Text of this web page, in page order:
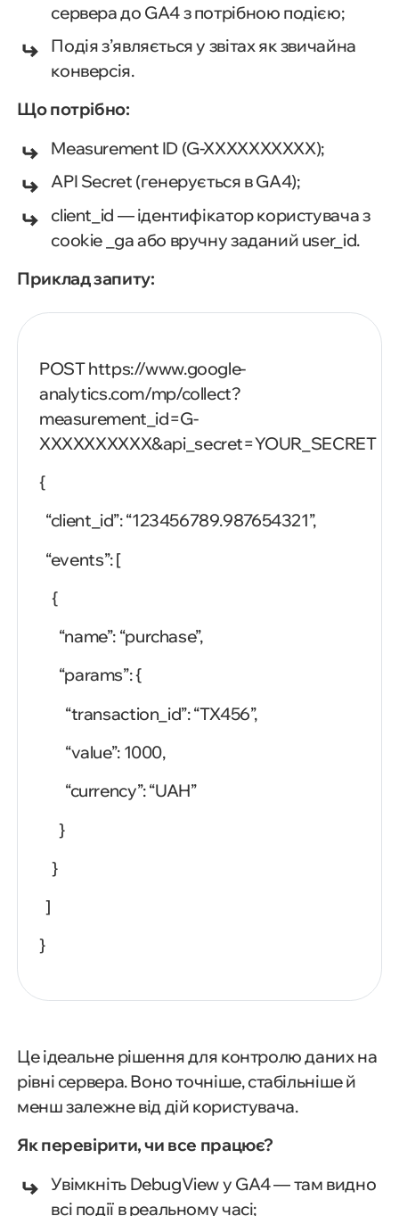
сервера до GA4 з потрібною подією;
Подія з’являється у звітах як звичайна
конверсія.
Що потрібно:
Measurement ID (G-XXXXXXXXXX);
API Secret (генерується в GA4);
client_id — ідентифікатор користувача з
cookie _ga або вручну заданий user_id.
Приклад запиту:
POSThttps://www.google-
analytics.com/mp/collect?
measurement_id=G-
XXXXXXXXXX&api_secret=YOUR_SECRET
{
“client_id”:“123456789.987654321”,
“events”:[
{
“name”: “purchase”,
“params”:{
“transaction_id”:“TX456”,
“value”: 1000,
“currency”:“UAH”
}
}
]
}
Це ідеальне рішення для контролю даних на
рівні сервера. Воно точніше, стабільніше й
менш залежне від дій користувача.
Як перевірити, чи все працює?
Увімкніть DebugView у GA4 — там видно
всі події в реальному часі;